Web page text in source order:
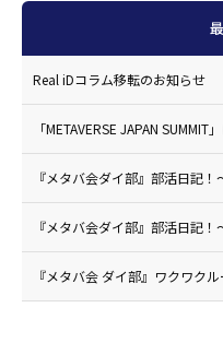
Real iDコラム移転のお知らせ
「METAVERSE JAPAN SUMMIT
『メタバ会ダイ部』部活日記
『メタバ会ダイ部』部活日記
『メタバ会 ダイ部』ワクワク